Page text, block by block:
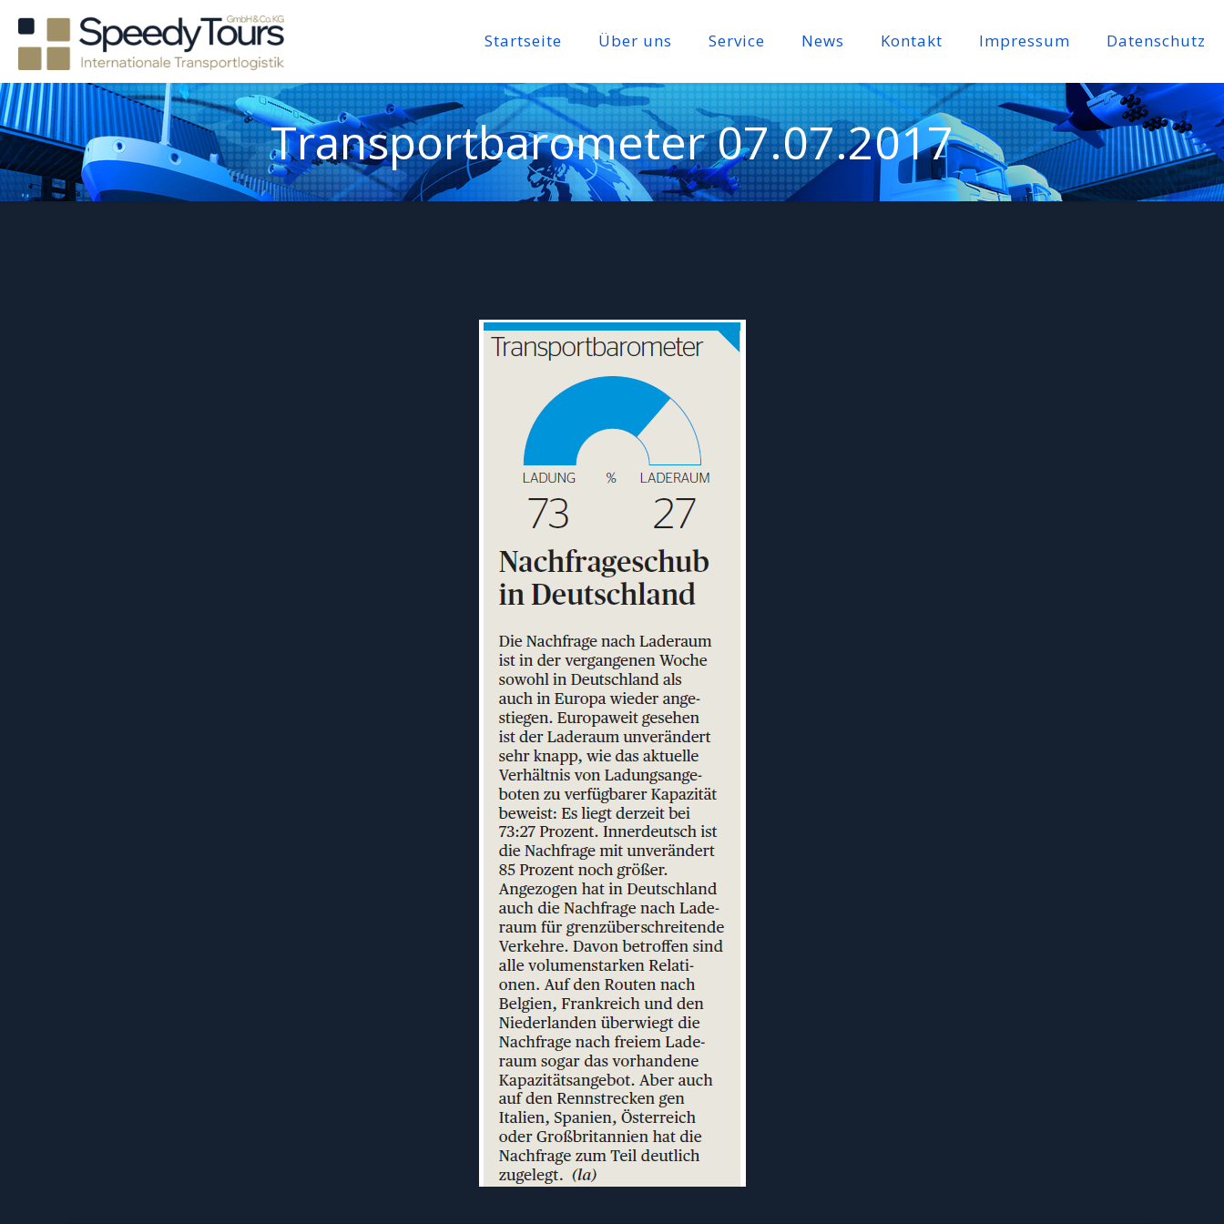
Startseite Über uns Service News Kontakt Impressum Datenschutz
Transportbarometer 07.07.2017